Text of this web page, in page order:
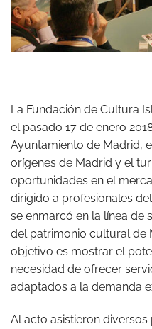
La Fundación de Cultura
el pasado 17 de enero
Ayuntamiento de Madrid,
orígenes de Madrid y el
oportunidades en el
dirigido a profesionales
se enmarcó en la línea de
del patrimonio cultural de
objetivo es mostrar el
necesidad de ofrecer
adaptados a la demanda
Al acto asistieron